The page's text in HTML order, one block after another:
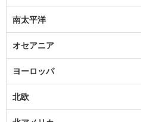
南太平洋
オセアニア
ヨーロッパ
北欧